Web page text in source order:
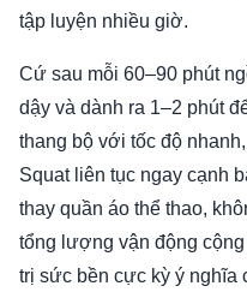
tập luyện nhiều giờ.
Cứ sau mỗi 60–90 phút
dậy và dành ra 1–2 phút
thang bộ với tốc độ
Squat liên tục ngay cạnh
thay quần áo thể thao,
tổng lượng vận động
trị sức bền cực kỳ ý nghĩa